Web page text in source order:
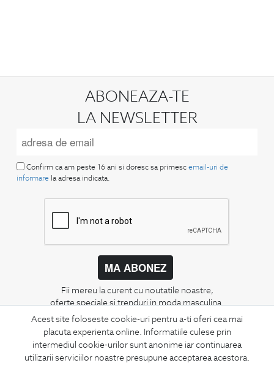
Acest site foloseste cookie-uri pentru a-ti oferi cea mai
placuta experienta online. Informatiile culese prin
intermediul cookie-urilor sunt anonime iar continuarea
utilizarii serviciilor noastre presupune acceptarea acestora.
ABONEAZA-TE
LA NEWSLETTER
Confirm ca am peste 16 ani si doresc sa primesc email-uri de
informare la adresa indicata.
MA ABONEZ
Fii mereu la curent cu noutatile noastre,
oferte speciale si trenduri in moda masculina.
CONCIERGE
Termeni si conditii
Schimburi si retur